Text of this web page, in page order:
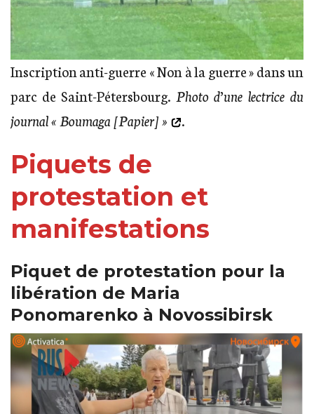
Inscription anti-guerre « Non à la guerre » dans un
parc de Saint-Pétersbourg. Photo d’une lectrice du
journal« Boumaga [Papier] » .
Piquets de
protestation et
manifestations
Piquet de protestation pour la
libération de Maria
Ponomarenko à Novossibirsk